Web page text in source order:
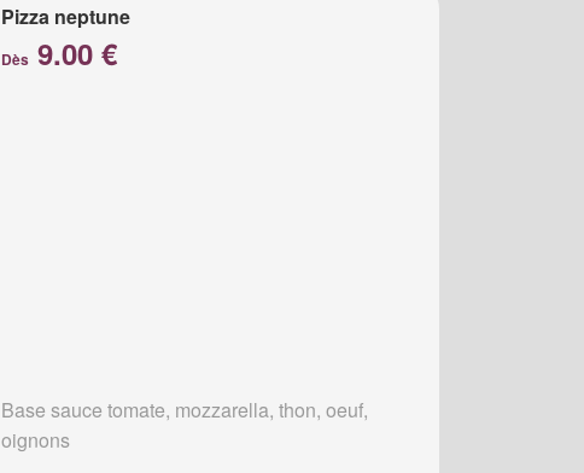
Pizza neptune
Dès 9.00 €
Base sauce tomate, mozzarella, thon, oeuf,
oignons